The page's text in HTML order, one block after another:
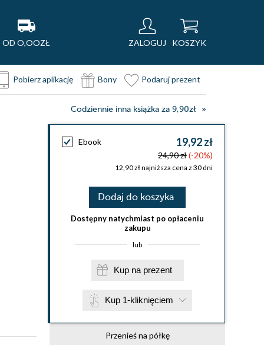
OD O,OOZŁ ZALOGUJ KOSZYK
Pobierz aplikację Bony Podaruj prezent
Codziennie inna książka za 9,90zł
Ebook 19,92 zł
24,90 zł(-20%)
12,90 zł najniższa cena z 30 dni
Dodaj do koszyka
Dostępny natychmiast po opłaceniu
zakupu
lub
Kup na prezent
Kup 1-kliknięciem
Przenieś na półkę